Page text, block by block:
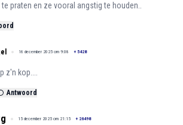
praten en ze vooral angstig te houden..
16 december 2025 om 9:08 + 5428
z'n kop....
Antwoord
15 december 2025 om 21:15 + 26498